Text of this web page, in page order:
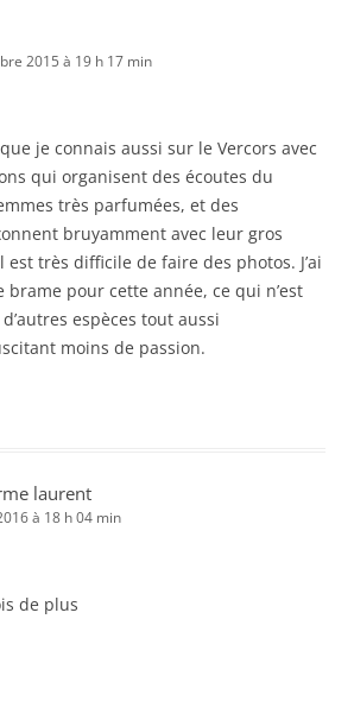
2015 à 19 h 17 min
je connais aussi sur le Vercors avec
qui organisent des écoutes du
très parfumées, et des
bruyamment avec leur gros
très difficile de faire des photos. J’ai
pour cette année, ce qui n’est
espèces tout aussi
moins de passion.
laurent
à 18 h 04 min
de plus